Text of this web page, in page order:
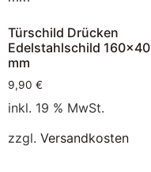
Türschild Drücken
Edelstahlschild 160×40
mm
9,90 €
inkl. 19 % MwSt.
zzgl. Versandkosten